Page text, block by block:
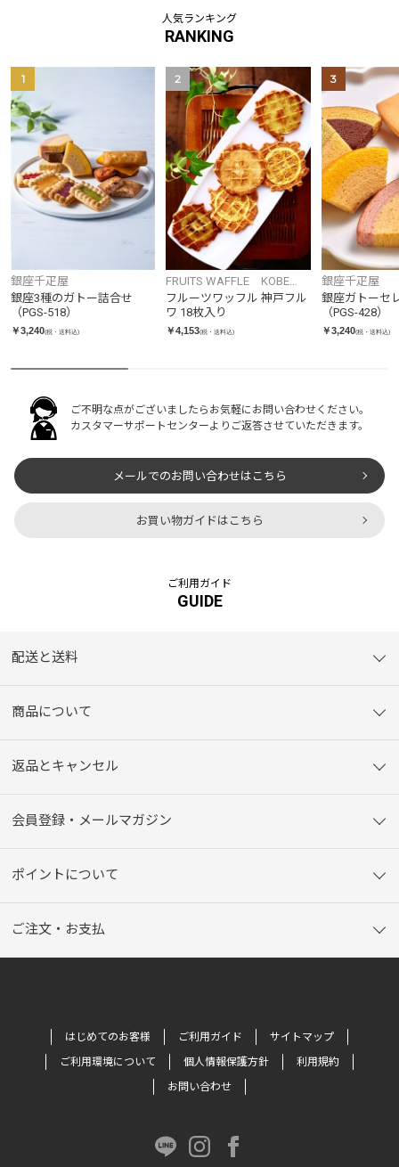
人気ランキング
RANKING
1
銀座千疋屋
銀座3種のガトー詰合せ
（PGS-518）
￥3,240(税・送料込)
2
FRUITS WAFFLE KOBE
FRUWA
フルーツワッフル 神戸フル
ワ 18枚入り
￥4,153(税・送料込)
3
銀座千疋屋
銀座ガトーセ
（PGS-428）
￥3,240(税・送料込)
ご不明な点がございましたらお気軽にお問い合わせください。
カスタマーサポートセンターよりご返答させていただきます。
メールでのお問い合わせはこちら
お買い物ガイドはこちら
ご利用ガイド
GUIDE
配送と送料
商品について
返品とキャンセル
会員登録・メールマガジン
ポイントについて
ご注文・お支払
はじめてのお客様 ご利用ガイド
サイトマップ
ご利用環境について
個人情報保護方針
利用規約
お問い合わせ